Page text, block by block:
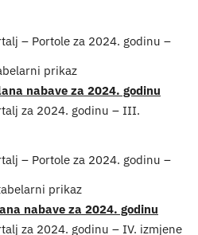
– Portole za 2024. godinu –
prikaz
nabave za 2024. godinu
za 2024. godinu – III.
– Portole za 2024. godinu –
prikaz
nabave za 2024. godinu
za 2024. godinu – IV. izmjene